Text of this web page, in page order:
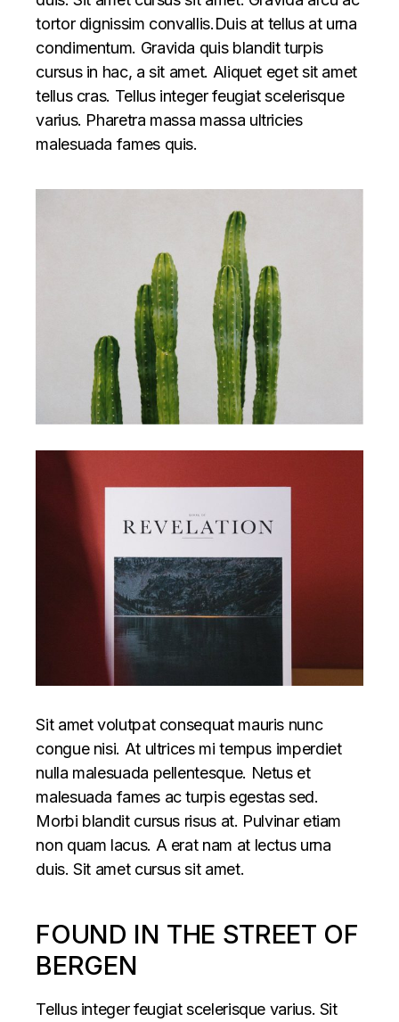
tortor dignissim convallis.Duis at tellus at urna
condimentum. Gravida quis blandit turpis
cursus in hac, a sit amet. Aliquet eget sit amet
tellus cras. Tellus integer feugiat scelerisque
varius. Pharetra massa massa ultricies
malesuada fames quis.
Sit amet volutpat consequat mauris nunc
congue nisi. At ultrices mi tempus imperdiet
nulla malesuada pellentesque. Netus et
malesuada fames ac turpis egestas sed.
Morbi blandit cursus risus at. Pulvinar etiam
non quam lacus. A erat nam at lectus urna
duis. Sit amet cursus sit amet.
FOUND IN THE STREET OF
BERGEN
Tellus integer feugiat scelerisque varius. Sit